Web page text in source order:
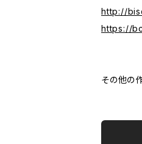
http://
https://
その他の